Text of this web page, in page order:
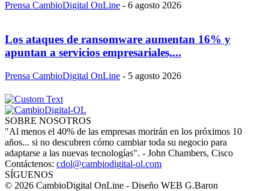
Prensa CambioDigital OnLine - 6 agosto 2026
Los ataques de ransomware aumentan 16% y
apuntan a servicios empresariales,...
Prensa CambioDigital OnLine - 5 agosto 2026
SOBRE NOSOTROS
"Al menos el 40% de las empresas morirán en los próximos 10
años... si no descubren cómo cambiar toda su negocio para
adaptarse a las nuevas tecnologías". - John Chambers, Cisco
Contáctenos: cdol@cambiodigital-ol.com
SÍGUENOS
© 2026 CambioDigital OnLine - Diseño WEB G.Baron